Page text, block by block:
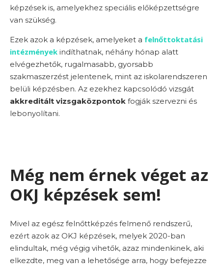
képzések is, amelyekhez speciális előképzettségre
van szükség.
Ezek azok a képzések, amelyeket a felnőttoktatási
intézmények indíthatnak, néhány hónap alatt
elvégezhetők, rugalmasabb, gyorsabb
szakmaszerzést jelentenek, mint az iskolarendszeren
belüli képzésben. Az ezekhez kapcsolódó vizsgát
akkreditált vizsgaközpontok fogják szervezni és
lebonyolítani.
Még nem érnek véget az
OKJ képzések sem!
Mivel az egész felnőttképzés felmenő rendszerű,
ezért azok az OKJ képzések, melyek 2020-ban
elindultak, még végig vihetők, azaz mindenkinek, aki
elkezdte, meg van a lehetősége arra, hogy befejezze